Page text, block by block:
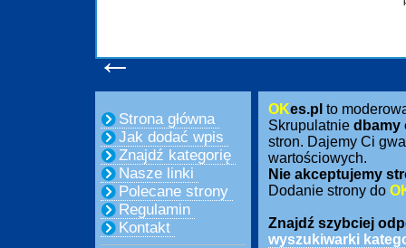
←
Strona główna
Jak dodać wpis
Znajdź kategorię
Nasze linki
Polecane strony
Regulamin
Kontakt
OKes.pl to
Skrupulatnie dbamy
stron. Dajemy Ci
wartościowych.
Nie akceptujemy
Dodanie strony do
Znajdź szybciej
wyszukiwarki